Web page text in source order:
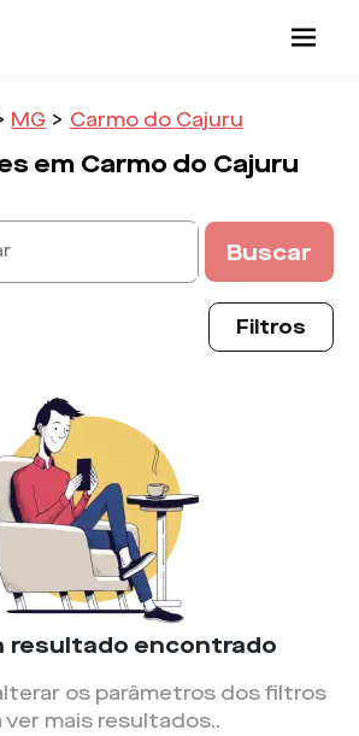
MG > Carmo do Cajuru
em Carmo do Cajuru
Buscar
Filtros
resultado encontrado
os parâmetros dos filtros
ver mais resultados..